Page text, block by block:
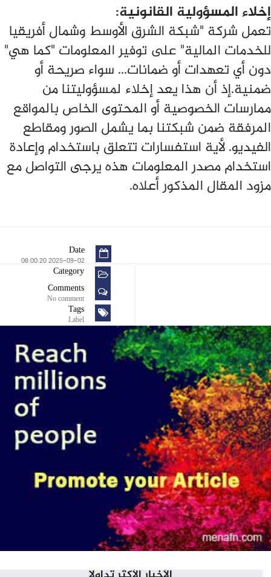
إخلاء المسؤولية القانونية:
تعمل شركة "شبكة الشرق الأوسط وشمال أفريقيا
للخدمات المالية" على توفير المعلومات "كما هي"
دون أي تعهدات أو ضمانات... سواء صريحة أو
ضمنية.إذ أن هذا يعد إخلاء لمسؤوليتنا من
ممارسات الخصوصية أو المحتوى الخاص بالمواقع
المرفقة ضمن شبكتنا بما يشمل الصور ومقاطع
الفيديو. لأية استفسارات تتعلق باستخدام وإعادة
استخدام مصدر المعلومات هذه يرجى التواصل مع
مزود المقال المذكور أعلاه.
Date
2025-09-02 08:00:20
Category
Comments
No comment
Tags
Label